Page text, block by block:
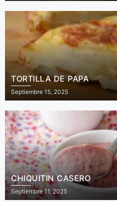
TORTILLA DE PAPA
Septiembre 15, 2025
CHIQUITIN CASERO
Septiembre 11, 2025